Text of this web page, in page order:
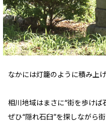
なかには灯籠のように積み上
相川地域はまさに“街を歩けば
ぜひ“隠れ石臼”を探しながら